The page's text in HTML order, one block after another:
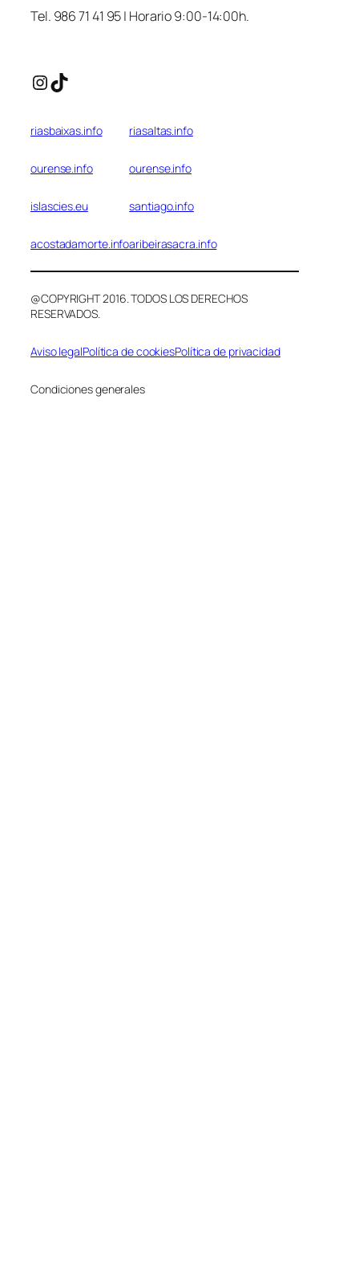
Tel. 986 71 41 95 | Horario 9:00-14:00h.
Instagram
TikTok
riasbaixas.info riasaltas.info
ourense.info ourense.info
islascies.eu santiago.info
acostadamorte.infoaribeirasacra.info
@COPYRIGHT 2016. TODOS LOS DERECHOS
RESERVADOS.
Aviso legalPolítica de cookiesPolítica de privacidad
Condiciones generales